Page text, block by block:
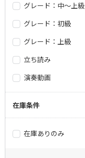
グレード：中～上級
グレード：初級
グレード：上級
立ち読み
演奏動画
在庫条件
在庫ありのみ